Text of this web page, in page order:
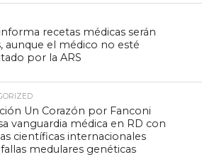
recetas médicas serán
aunque el médico no esté
por la ARS
Un Corazón por Fanconi
vanguardia médica en RD con
científicas internacionales
medulares genéticas